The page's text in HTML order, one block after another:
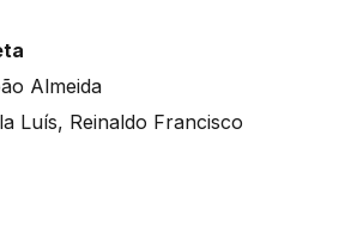
Almeida
Luís, Reinaldo Francisco